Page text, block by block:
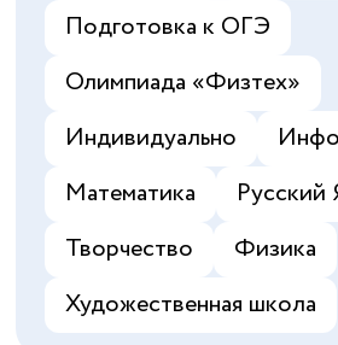
Подготовка к ОГЭ
Олимпиада «‎Физтех»
Индивидуально
Математика
Русский
Творчество
Физика
Художественная школа